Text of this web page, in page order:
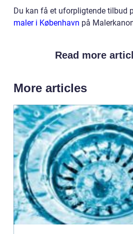
Du kan få et uforpligtende tilbud
maler i København på
Read more
More articles